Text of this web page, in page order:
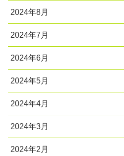
2024年8月
2024年7月
2024年6月
2024年5月
2024年4月
2024年3月
2024年2月